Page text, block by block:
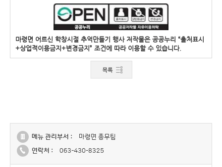
마령면 어르신 학창시절 추억만들기 행사 저작물은 공공누리 “출처표시
+상업적이용금지+변경금지” 조건에 따라 이용할 수 있습니다.
메뉴 관리부서 :
마령면 총무팀
연락처 :
063-430-8325